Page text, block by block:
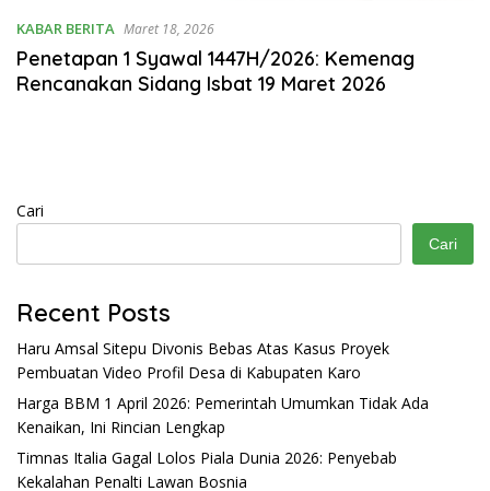
KABAR BERITA Maret 18, 2026
Penetapan 1 Syawal 1447H/2026: Kemenag
Rencanakan Sidang Isbat 19 Maret 2026
Cari
Cari
Recent Posts
Haru Amsal Sitepu Divonis Bebas Atas Kasus Proyek
Pembuatan Video Profil Desa di Kabupaten Karo
Harga BBM 1 April 2026: Pemerintah Umumkan Tidak Ada
Kenaikan, Ini Rincian Lengkap
Timnas Italia Gagal Lolos Piala Dunia 2026: Penyebab
Kekalahan Penalti Lawan Bosnia